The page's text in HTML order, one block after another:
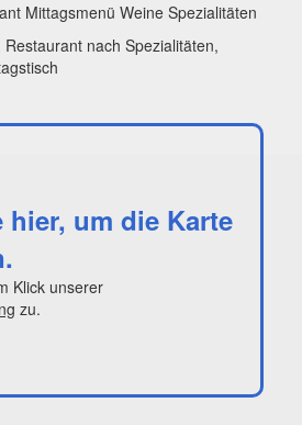
Mittagsmenü Weine Spezialitäten
Restaurant nach Spezialitäten,
hier, um die Karte
Klick unserer
zu.